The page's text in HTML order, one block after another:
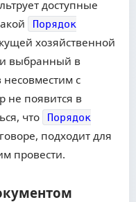
доступные
Порядок
хозяйственной
выбранный в
несовместим с
не появится в
что
Порядок
подходит для
провести.